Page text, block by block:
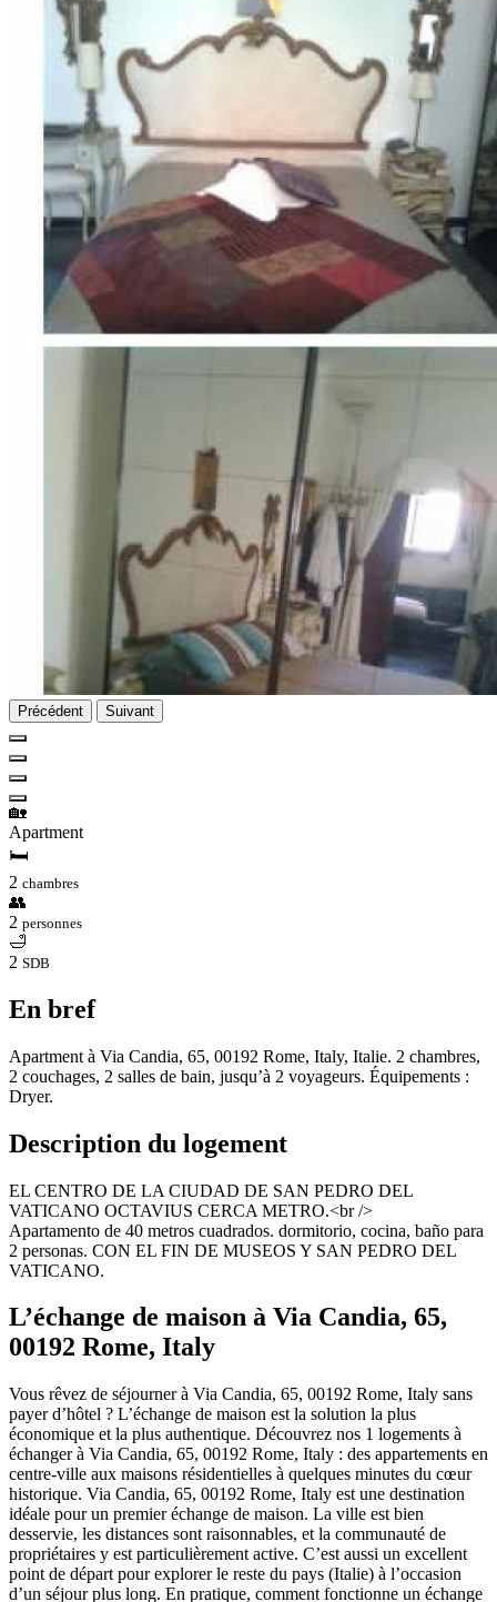
Précédent Suivant
🏡
Apartment
🛏
2 chambres
👥
2 personnes
🛁
2 SDB
En bref
Apartment à Via Candia, 65, 00192 Rome, Italy, Italie. 2 chambres,
2 couchages, 2 salles de bain, jusqu’à 2 voyageurs. Équipements :
Dryer.
Description du logement
EL CENTRO DE LA CIUDAD DE SAN PEDRO DEL
VATICANO OCTAVIUS CERCA METRO.<br />
Apartamento de 40 metros cuadrados. dormitorio, cocina, baño para
2 personas. CON EL FIN DE MUSEOS Y SAN PEDRO DEL
VATICANO.
L’échange de maison à Via Candia, 65,
00192 Rome, Italy
Vous rêvez de séjourner à Via Candia, 65, 00192 Rome, Italy sans
payer d’hôtel ? L’échange de maison est la solution la plus
économique et la plus authentique. Découvrez nos 1 logements à
échanger à Via Candia, 65, 00192 Rome, Italy : des appartements en
centre-ville aux maisons résidentielles à quelques minutes du cœur
historique. Via Candia, 65, 00192 Rome, Italy est une destination
idéale pour un premier échange de maison. La ville est bien
desservie, les distances sont raisonnables, et la communauté de
propriétaires y est particulièrement active. C’est aussi un excellent
point de départ pour explorer le reste du pays (Italie) à l’occasion
d’un séjour plus long. En pratique, comment fonctionne un échange